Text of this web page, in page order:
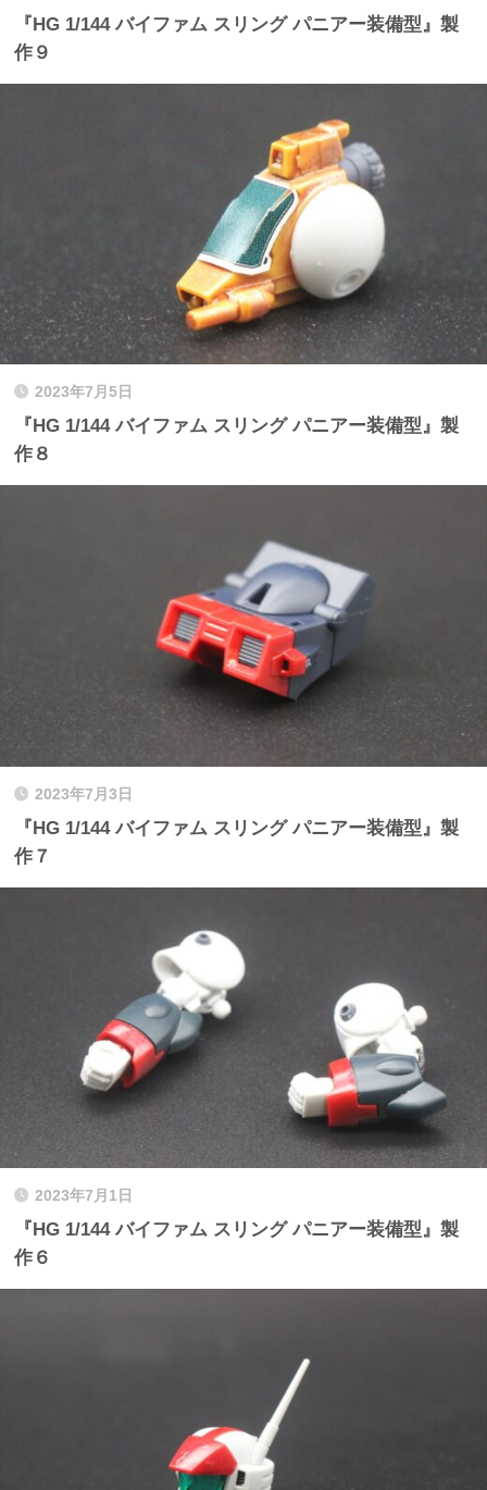
『HG 1/144 バイファム スリング パニアー装備型』製
作９
2023年7月5日
『HG 1/144 バイファム スリング パニアー装備型』製
作８
2023年7月3日
『HG 1/144 バイファム スリング パニアー装備型』製
作７
2023年7月1日
『HG 1/144 バイファム スリング パニアー装備型』製
作６